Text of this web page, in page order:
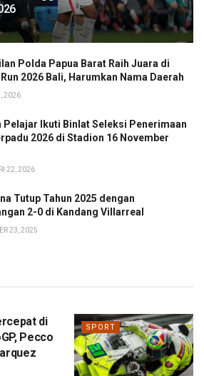
Polda Papua Barat Raih Juara di
2026 Bali, Harumkan Nama Daerah
2026
Pelajar Ikuti Binlat Seleksi Penerimaan
2026 di Stadion 16 November
22, 2026
Tutup Tahun 2025 dengan
2-0 di Kandang Villarreal
23, 2025
SPORT
di
Pecco